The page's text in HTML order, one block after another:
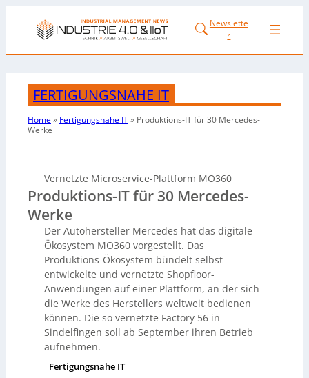
Newslette
r
FERTIGUNGSNAHE IT
Home» Fertigungsnahe IT» Produktions-IT für 30 Mercedes-
Werke
Vernetzte Microservice-Plattform MO360
Produktions-IT für 30 Mercedes-
Werke
Der Autohersteller Mercedes hat das digitale
Ökosystem MO360 vorgestellt. Das
Produktions-Ökosystem bündelt selbst
entwickelte und vernetzte Shopfloor-
Anwendungen auf einer Plattform, an der sich
die Werke des Herstellers weltweit bedienen
können. Die so vernetzte Factory 56 in
Sindelfingen soll ab September ihren Betrieb
aufnehmen.
Fertigungsnahe IT